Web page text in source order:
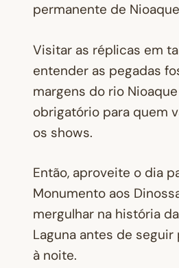
permanente de
Visitar as réplicas em
entender as pegadas
margens do rio
obrigatório para quem
os shows.
Então, aproveite o dia
Monumento aos
mergulhar na história
Laguna antes de seguir
à noite.